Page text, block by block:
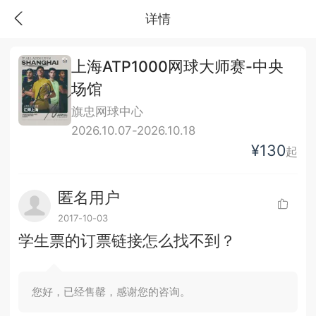
详情
上海ATP1000网球大师赛-中央
场馆
旗忠网球中心
2026.10.07-2026.10.18
¥130起
匿名用户
2017-10-03
学生票的订票链接怎么找不到？
您好，已经售罄，感谢您的咨询。